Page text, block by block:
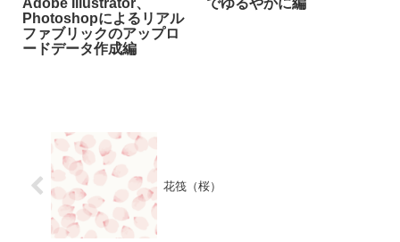
Adobe Illustrator、
Photoshopによるリアル
ファブリックのアップロ
ードデータ作成編
でゆるやかに編
花筏（桜）